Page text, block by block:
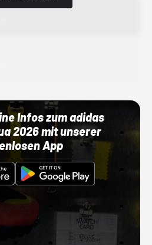
Infos zum adidas
2026 mit unserer
App